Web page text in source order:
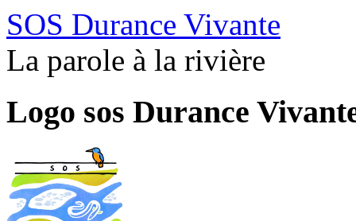
SOS Durance Vivante
La parole à la rivière
Logo sos Durance